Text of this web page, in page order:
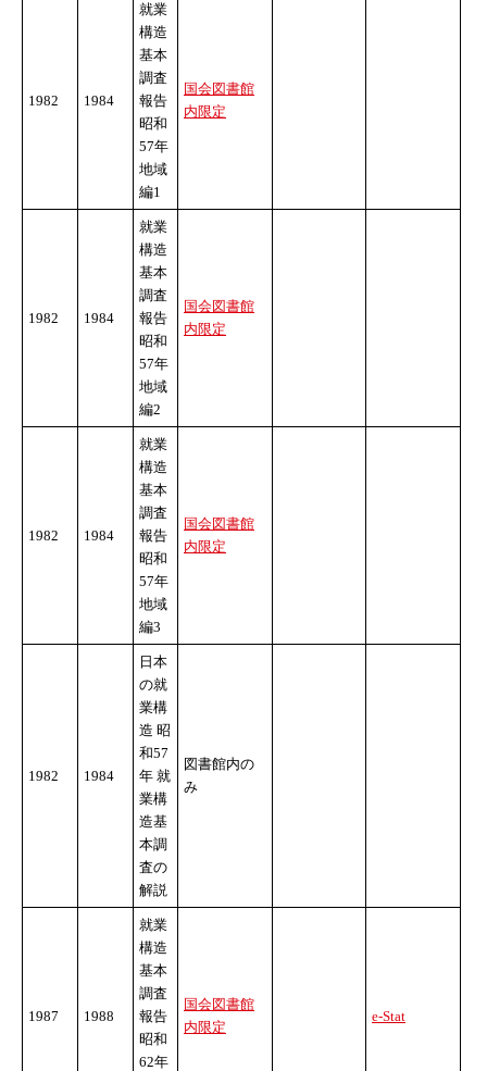
1982 1984
就業
構造
基本
調査
報告
昭和
57年
地域
編1
国会図書館
内限定
1982 1984
就業
構造
基本
調査
報告
昭和
57年
地域
編2
国会図書館
内限定
1982 1984
就業
構造
基本
調査
報告
昭和
57年
地域
編3
国会図書館
内限定
1982 1984
日本
の就
業構
造 昭
和57
年 就
業構
造基
本調
査の
解説
図書館内の
み
1987 1988
就業
構造
基本
調査
報告
昭和
62年
国会図書館
内限定
e-Stat